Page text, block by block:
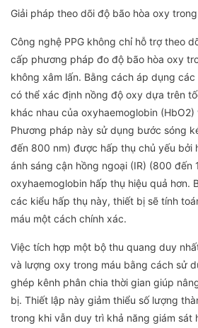
Giải pháp theo dõi độ bão hòa oxy
Công nghệ PPG không chỉ hỗ trợ theo
cấp phương pháp đo độ bão hòa oxy
không xâm lấn. Bằng cách áp dụng
có thể xác định nồng độ oxy dựa trên
khác nhau của oxyhaemoglobin
Phương pháp này sử dụng bước sóng
đến 800 nm) được hấp thụ chủ yếu bởi
ánh sáng cận hồng ngoại (IR) (800 đến
oxyhaemoglobin hấp thụ hiệu quả hơn.
các kiểu hấp thụ này, thiết bị sẽ tính
máu một cách chính xác.
Việc tích hợp một bộ thu quang duy
và lượng oxy trong máu bằng cách sử
ghép kênh phân chia thời gian giúp
bị. Thiết lập này giảm thiểu số lượng
trong khi vẫn duy trì khả năng giám sát